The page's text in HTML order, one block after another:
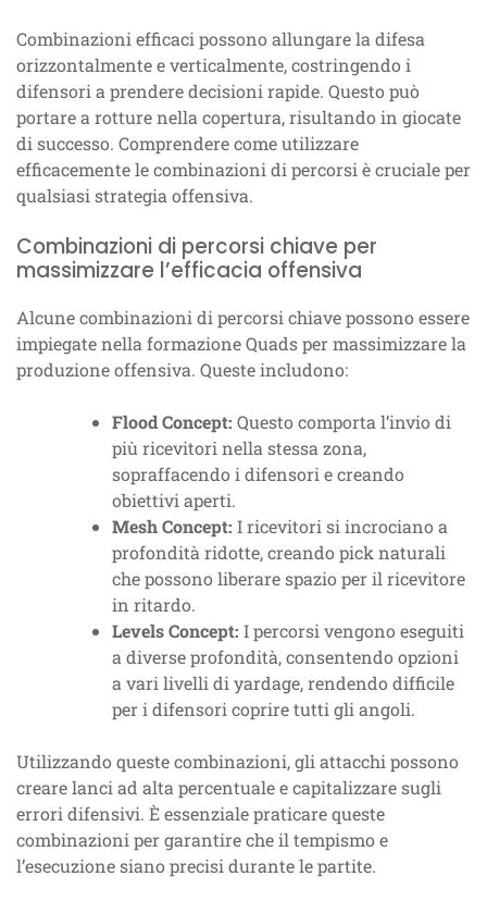
Combinazioni efficaci possono allungare la difesa
orizzontalmente e verticalmente, costringendo i
difensori a prendere decisioni rapide. Questo può
portare a rotture nella copertura, risultando in giocate
di successo. Comprendere come utilizzare
efficacemente le combinazioni di percorsi è cruciale per
qualsiasi strategia offensiva.
Combinazioni di percorsi chiave per
massimizzare l’efficacia offensiva
Alcune combinazioni di percorsi chiave possono essere
impiegate nella formazione Quads per massimizzare la
produzione offensiva. Queste includono:
Flood Concept: Questo comporta l’invio di
più ricevitori nella stessa zona,
sopraffacendo i difensori e creando
obiettivi aperti.
Mesh Concept: I ricevitori si incrociano a
profondità ridotte, creando pick naturali
che possono liberare spazio per il ricevitore
in ritardo.
Levels Concept: I percorsi vengono eseguiti
a diverse profondità, consentendo opzioni
a vari livelli di yardage, rendendo difficile
per i difensori coprire tutti gli angoli.
Utilizzando queste combinazioni, gli attacchi possono
creare lanci ad alta percentuale e capitalizzare sugli
errori difensivi. È essenziale praticare queste
combinazioni per garantire che il tempismo e
l’esecuzione siano precisi durante le partite.